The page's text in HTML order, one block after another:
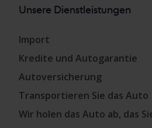
Unsere Dienstleistungen
Import
Kredite und Autogarantie
Autoversicherung
Transportieren Sie das Auto
Wir holen das Auto ab, das